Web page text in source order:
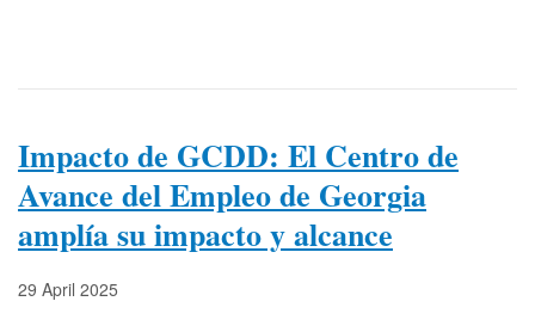
Impacto de GCDD: El Centro de
Avance del Empleo de Georgia
amplía su impacto y alcance
29 April 2025